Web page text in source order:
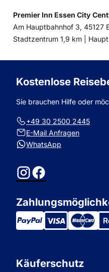
Premier Inn Essen City
Am Hauptbahnhof 3, 45127
Entfernung
Stadtzentrum 1,9 km |
Kostenlose
Sie brauchen Hilfe oder
+49 30 2500 2445
E-Mail Anfragen
WhatsApp
InstagramFacebook
Käuferschutz